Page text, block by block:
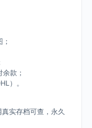
款；
）。
实存档可查，永久